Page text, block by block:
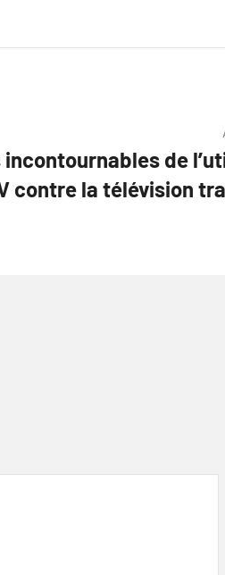
de
contre la télévision